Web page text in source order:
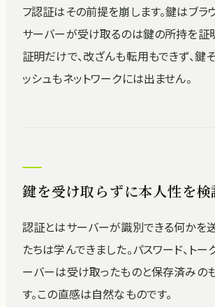
フ認証はその前提を崩します。鍵はブラ
サーバーが受け取るのは鍵の所持を証
証明だけで、改ざんも転用もできず、鍵
ッシュもネットワークには出ません。
鍵を受け取らずに本人性を検
認証とはサーバーが識別できる何かを
たちは学んできました。パスワード、トー
ーバーは受け取ったものと保存済みの
す。この直感は自然なものです。